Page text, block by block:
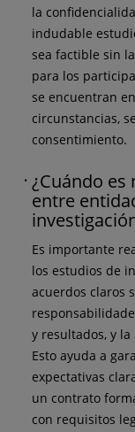
la
indudable
sea factible sin
para los
se encuentran
circunstancias,
consentimiento.
¿Cuándo
entre
Es importante
los estudios de
acuerdos claros
y resultados, y
Esto ayuda a
expectativas
un contrato
con requisitos